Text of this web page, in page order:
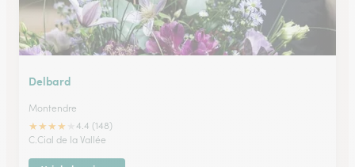
Delbard
Montendre
★★★★
4.4 (148)
C.Cial de la Vallée